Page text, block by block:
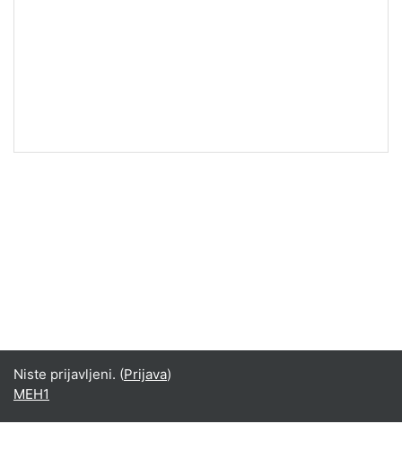
Niste prijavljeni. (Prijava)
MEH1
Srpski ‎(sr_lt)‎